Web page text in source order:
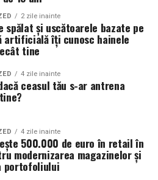
este important ca
susține dezvoltarea.
integrarea cu sisteme de
marketing și soluții de
la eficientizarea activității și
și calitatea implementărilor,
echipa FXF Web Solution
dezvoltarea proiectelor
Oriflame completează
noi parfumuri create
dintre liderii mondiali în
reinterpretată
fresh, luminoase și energice, La
2 zile inainte
spălat și uscătoarele bazate pe
artificială îți cunosc hainele
tine
4 zile inainte
ceasul tău s-ar antrena
4 zile inainte
500.000 de euro în retail în
modernizarea magazinelor și
portofoliului